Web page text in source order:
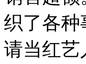
织了各种
请当红艺